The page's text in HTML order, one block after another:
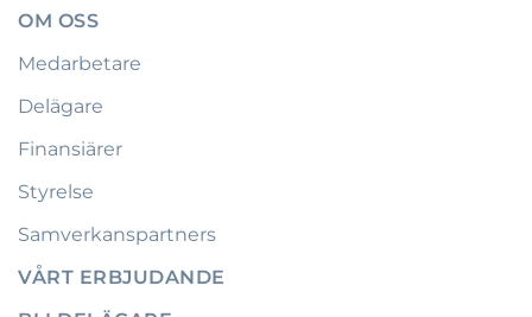
OM OSS
Medarbetare
Delägare
Finansiärer
Styrelse
Samverkanspartners
VÅRT ERBJUDANDE